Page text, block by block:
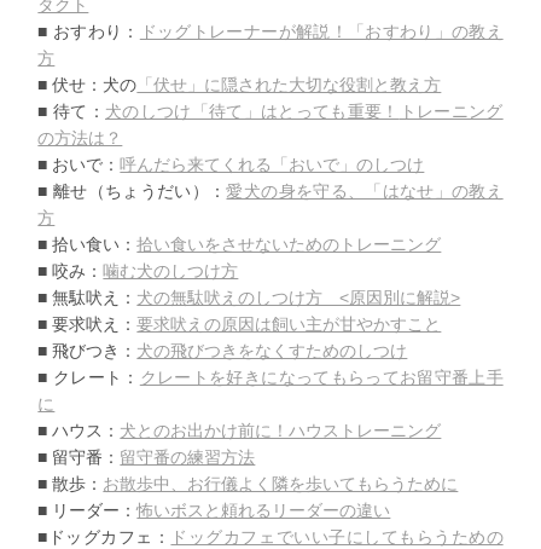
タクト
■ おすわり：
ドッグトレーナーが解説！「おすわり」の教え
方
■ 伏せ：犬の 「伏せ」に隠された大切な役割と教え方
■ 待て： 犬のしつけ「待て」はとっても重要！
トレーニング
の方法は？
■ おいで：呼んだら来てくれる「おいで」のしつけ
■ 離せ（ちょうだい）：愛犬の身を守る、「はなせ」の教え
方
■ 拾い食い：拾い食いをさせないためのトレーニング
■ 咬み：噛む犬のしつけ方
■ 無駄吠え： 犬の無駄吠えのしつけ方 <原因別に解説>
■ 要求吠え：要求吠えの原因は飼い主が甘やかすこと
■ 飛びつき： 犬の飛びつきをなくすためのしつけ
■ クレート： クレートを好きになってもらってお留守番上手
に
■ ハウス： 犬とのお出かけ前に！ハウストレーニング
■ 留守番： 留守番の練習方法
■ 散歩： お散歩中、お行儀よく隣を歩いてもらうために
■ リーダー：怖いボスと頼れるリーダーの違い
■ドッグカフェ：
ドッグカフェでいい子にしてもらうための